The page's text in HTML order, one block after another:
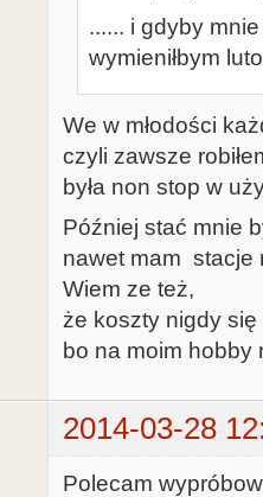
...... i gdyby
wymieniłbym
We w młodości
czyli zawsze
była non stop w
Później stać mnie
nawet mam stacje
Wiem ze też,
że koszty nigdy
bo na moim hobby
2014-03-28
Polecam